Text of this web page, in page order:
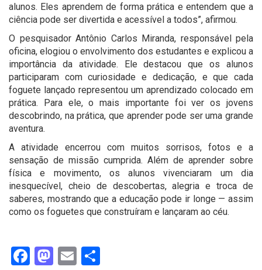
alunos. Eles aprendem de forma prática e entendem que a
ciência pode ser divertida e acessível a todos”, afirmou.
O pesquisador Antônio Carlos Miranda, responsável pela
oficina, elogiou o envolvimento dos estudantes e explicou a
importância da atividade. Ele destacou que os alunos
participaram com curiosidade e dedicação, e que cada
foguete lançado representou um aprendizado colocado em
prática. Para ele, o mais importante foi ver os jovens
descobrindo, na prática, que aprender pode ser uma grande
aventura.
A atividade encerrou com muitos sorrisos, fotos e a
sensação de missão cumprida. Além de aprender sobre
física e movimento, os alunos vivenciaram um dia
inesquecível, cheio de descobertas, alegria e troca de
saberes, mostrando que a educação pode ir longe — assim
como os foguetes que construíram e lançaram ao céu.
Facebook
Mastodon
Email